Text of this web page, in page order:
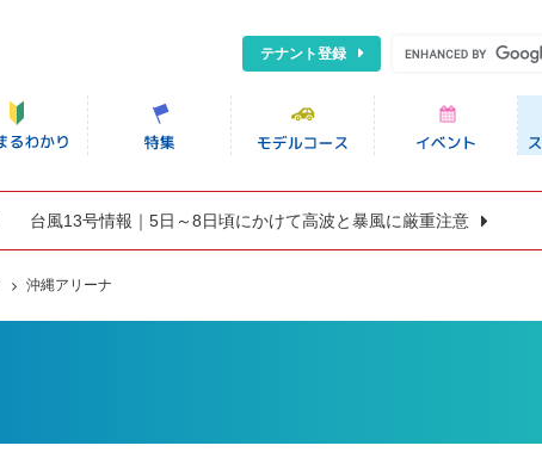
テナント登録
台風13号情報｜5日～8日頃にかけて高波と暴風に厳重注意
沖縄アリーナ